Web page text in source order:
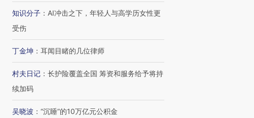
知识分子 ： AI冲击之下，年轻人与高学历女性更
受伤
丁金坤 ： 耳闻目睹的几位律师
村夫日记 ： 长护险覆盖全国 筹资和服务给予将持
续加码
吴晓波 ： “沉睡”的10万亿元公积金